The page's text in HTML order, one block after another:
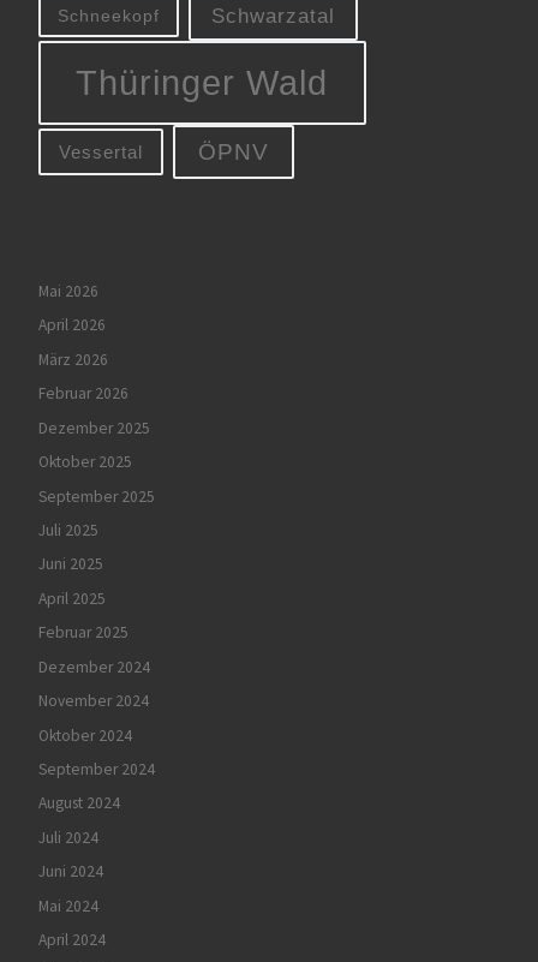
Schneekopf Schwarzatal
Thüringer Wald
Vessertal ÖPNV
Mai 2026
April 2026
März 2026
Februar 2026
Dezember 2025
Oktober 2025
September 2025
Juli 2025
Juni 2025
April 2025
Februar 2025
Dezember 2024
November 2024
Oktober 2024
September 2024
August 2024
Juli 2024
Juni 2024
Mai 2024
April 2024